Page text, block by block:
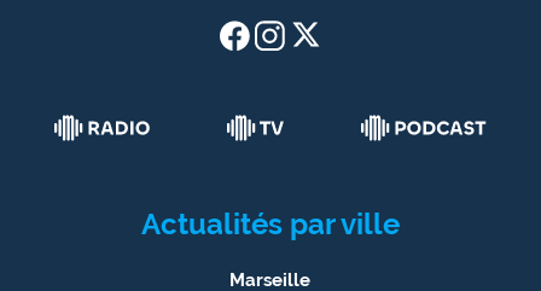
Actualités par ville
Marseille